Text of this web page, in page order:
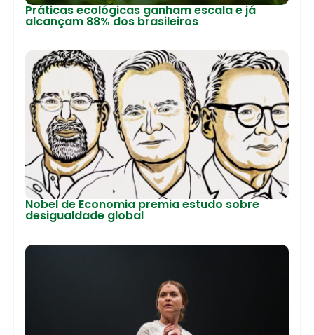
Práticas ecológicas ganham escala e já
alcançam 88% dos brasileiros
Nobel de Economia premia estudo sobre
desigualdade global